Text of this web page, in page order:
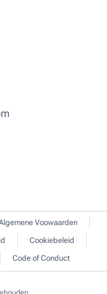
Voowaarden
Cookiebeleid
Code of Conduct